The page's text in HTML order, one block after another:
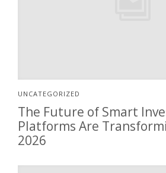
UNCATEGORIZED
The Future of Smart
Platforms Are
2026